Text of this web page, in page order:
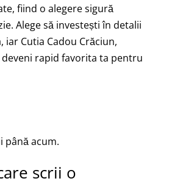
fiind o alegere sigură
Alege să investești în detalii
iar Cutia Cadou Crăciun,
deveni rapid favorita ta pentru
până acum.
scrii o